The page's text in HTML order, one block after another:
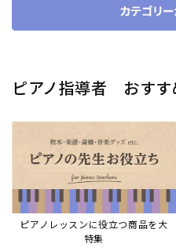
ピアノ指導者 おすす
ピアノレッスンに役立つ商品を大
特集